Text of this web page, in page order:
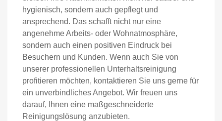
hygienisch, sondern auch gepflegt und
ansprechend. Das schafft nicht nur eine
angenehme Arbeits- oder Wohnatmosphäre,
sondern auch einen positiven Eindruck bei
Besuchern und Kunden. Wenn auch Sie von
unserer professionellen Unterhaltsreinigung
profitieren möchten, kontaktieren Sie uns gerne für
ein unverbindliches Angebot. Wir freuen uns
darauf, Ihnen eine maßgeschneiderte
Reinigungslösung anzubieten.